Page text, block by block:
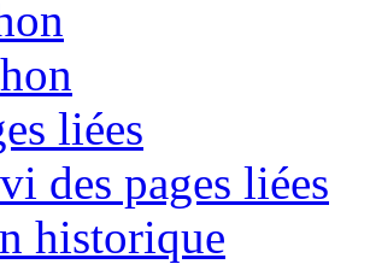
liées
des pages liées
historique